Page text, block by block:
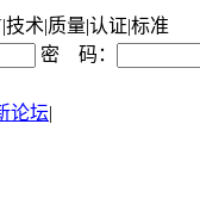
术|质量|认证|标准
密 码：
论坛|